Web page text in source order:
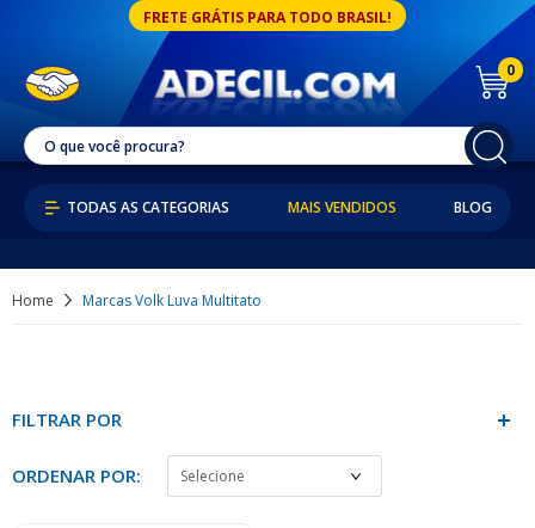
FRETE GRÁTIS PARA TODO BRASIL!
0
MAIS VENDIDOS BLOG
Home Marcas Volk Luva Multitato
FILTRAR POR
ORDENAR POR: